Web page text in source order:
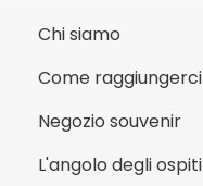
Chi siamo
Come raggiungerci
Negozio souvenir
L'angolo degli ospiti